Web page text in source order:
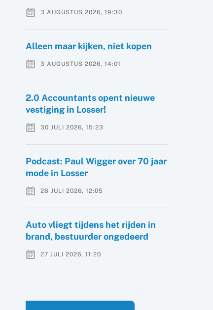
3 AUGUSTUS 2026, 19:30
Alleen maar kijken, niet kopen
3 AUGUSTUS 2026, 14:01
2.0 Accountants opent nieuwe
vestiging in Losser!
30 JULI 2026, 15:23
Podcast: Paul Wigger over 70 jaar
mode in Losser
28 JULI 2026, 12:05
Auto vliegt tijdens het rijden in
brand, bestuurder ongedeerd
27 JULI 2026, 11:20